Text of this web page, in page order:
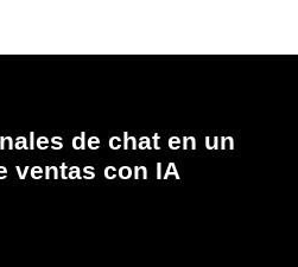
de chat en un
ventas con IA